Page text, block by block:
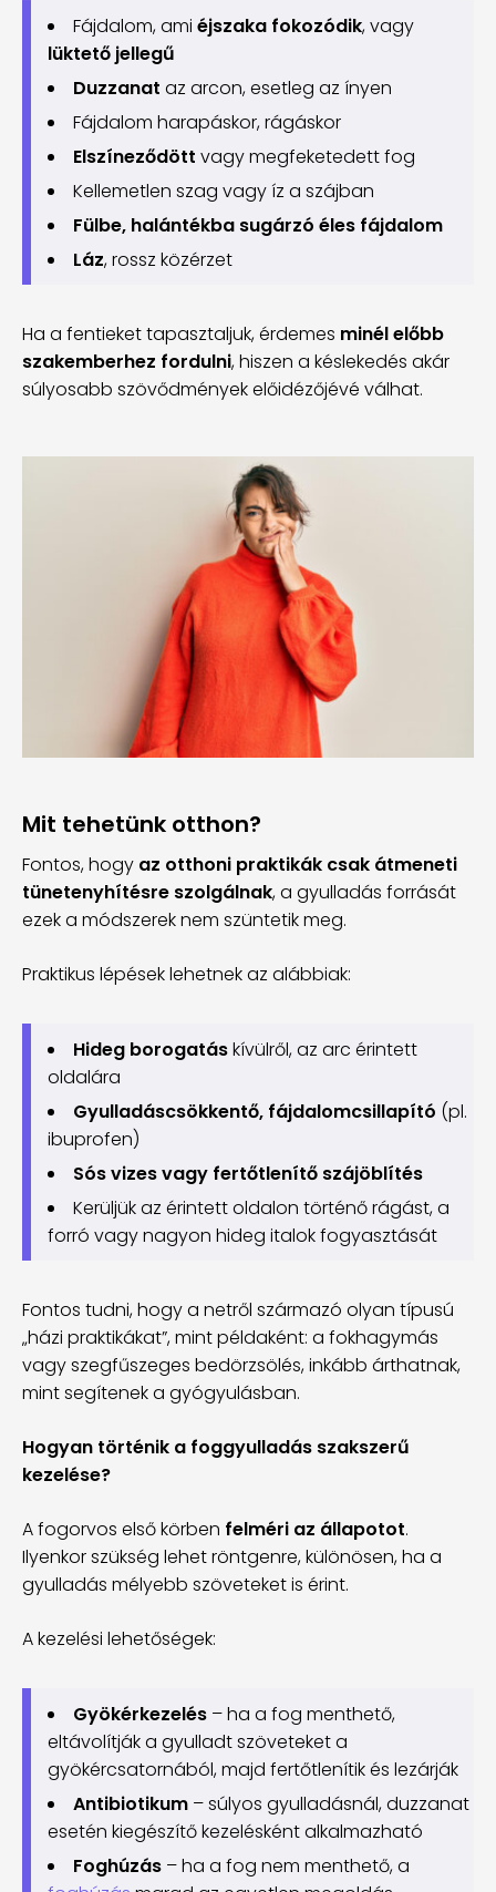
Fájdalom, ami éjszaka fokozódik, vagy
lüktető jellegű
Duzzanat az arcon, esetleg az ínyen
Fájdalom harapáskor, rágáskor
Elszíneződött vagy megfeketedett fog
Kellemetlen szag vagy íz a szájban
Fülbe, halántékba sugárzó éles fájdalom
Láz, rossz közérzet
Ha a fentieket tapasztaljuk, érdemes minél előbb
szakemberhez fordulni, hiszen a késlekedés akár
súlyosabb szövődmények előidézőjévé válhat.
Mit tehetünk otthon?
Fontos, hogy az otthoni praktikák csak átmeneti
tünetenyhítésre szolgálnak, a gyulladás forrását
ezek a módszerek nem szüntetik meg.
Praktikus lépések lehetnek az alábbiak:
Hideg borogatáskívülről, az arc érintett
oldalára
Gyulladáscsökkentő, fájdalomcsillapító (pl.
ibuprofen)
Sós vizes vagy fertőtlenítő szájöblítés
Kerüljük az érintett oldalon történő rágást, a
forró vagy nagyon hideg italok fogyasztását
Fontos tudni, hogy a netről származó olyan típusú
„házi praktikákat”, mint példaként: a fokhagymás
vagy szegfűszeges bedörzsölés, inkább árthatnak,
mint segítenek a gyógyulásban.
Hogyan történik a foggyulladás szakszerű
kezelése?
A fogorvos első körben felméri az állapotot.
Ilyenkor szükség lehet röntgenre, különösen, ha a
gyulladás mélyebb szöveteket is érint.
A kezelési lehetőségek:
Gyökérkezelés – ha a fog menthető,
eltávolítják a gyulladt szöveteket a
gyökércsatornából, majd fertőtlenítik és lezárják
Antibiotikum – súlyos gyulladásnál, duzzanat
esetén kiegészítő kezelésként alkalmazható
Foghúzás – ha a fog nem menthető, a